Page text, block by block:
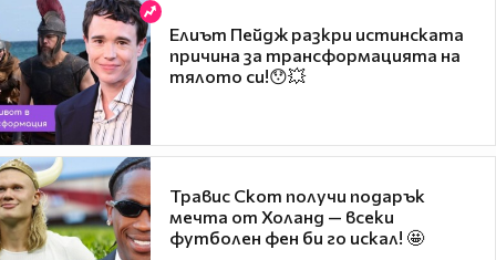
Елиът Пейдж разкри истинската
причина за трансформацията на
тялото си!😯💥
Травис Скот получи подарък
мечта от Холанд — всеки
футболен фен би го искал! 🤩